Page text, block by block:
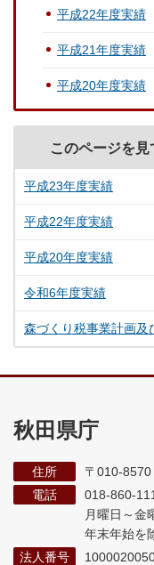
平成22年度実績
平成21年度実績
平成20年度実績
このページを
平成23年度実績
平成22年度実績
平成20年度実績
令和6年度実績
森づくり税事業計画及
秋田県庁
住所
〒010-
電話
018-860-
月曜日～金
年末年始を
法人番号